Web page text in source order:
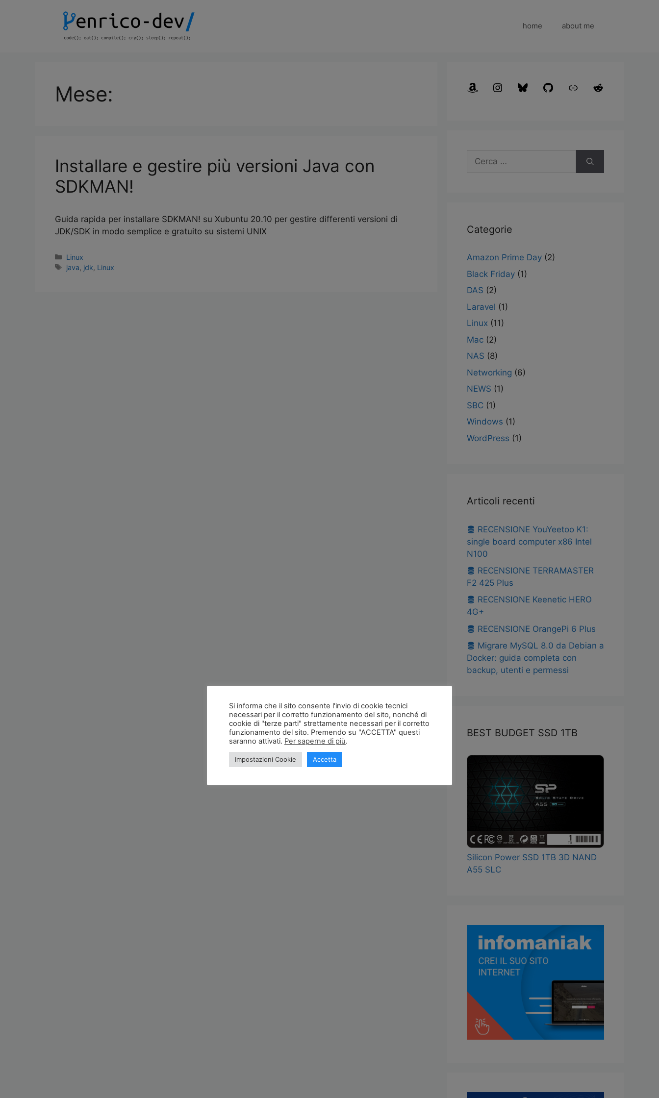
home about me
Mese:
Installare e gestire più versioni Java con
SDKMAN!
Guida rapida per installare SDKMAN! su Xubuntu 20.10 per gestire differenti versioni di
JDK/SDK in modo semplice e gratuito su sistemi UNIX
Linux
java, jdk, Linux
Categorie
Amazon Prime Day (2)
Black Friday (1)
DAS (2)
Laravel (1)
Linux (11)
Mac (2)
NAS (8)
Networking (6)
NEWS (1)
SBC (1)
Windows (1)
WordPress (1)
Articoli recenti
RECENSIONE YouYeetoo K1:
single board computer x86 Intel
N100
RECENSIONE TERRAMASTER
F2 425 Plus
RECENSIONE Keenetic HERO
4G+
RECENSIONE OrangePi 6 Plus
Migrare MySQL 8.0 da Debian a
Docker: guida completa con
backup, utenti e permessi
BEST BUDGET SSD 1TB
Silicon Power SSD 1TB 3D NAND
A55 SLC
Si informa che il sito consente l'invio di cookie tecnici
necessari per il corretto funzionamento del sito, nonché di
cookie di "terze parti" strettamente necessari per il corretto
funzionamento del sito. Premendo su "ACCETTA" questi
saranno attivati. Per saperne di più.
Impostazioni Cookie Accetta